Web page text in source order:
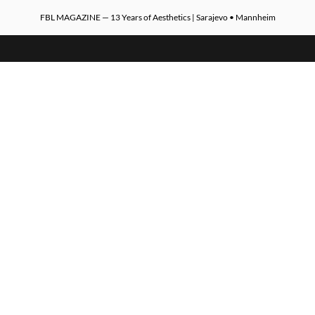
FBL MAGAZINE — 13 Years of Aesthetics | Sarajevo • Mannheim